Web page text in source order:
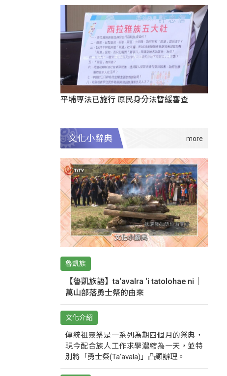
平埔專法已施行 原民身分法暫緩審查
文化小辭典
魯凱族
【魯凱族語】ta‘avalra ‘i tatolohae ni｜
萬山部落勇士祭的由來
文化介紹
傳統祖靈祭是一系列為期四個月的祭典，
現今配合族人工作求學濃縮為一天，並特
別將「勇士祭(Ta‘avala)」凸顯辦理。